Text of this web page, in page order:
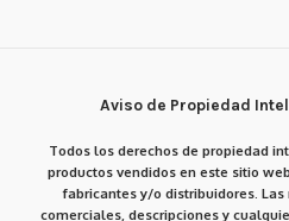
Aviso de Propiedad
Todos los derechos de propiedad
productos vendidos en este sitio
fabricantes y/o distribuidores.
comerciales, descripciones y